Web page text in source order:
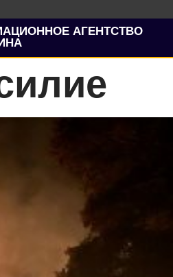
АГЕНТСТВО